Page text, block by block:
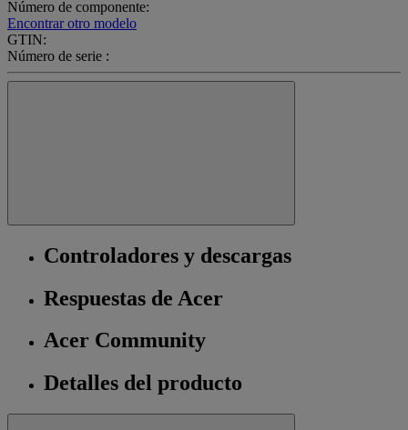
Número de componente:
Encontrar otro modelo
GTIN:
Número de serie :
Controladores y descargas
Respuestas de Acer
Acer Community
Detalles del producto